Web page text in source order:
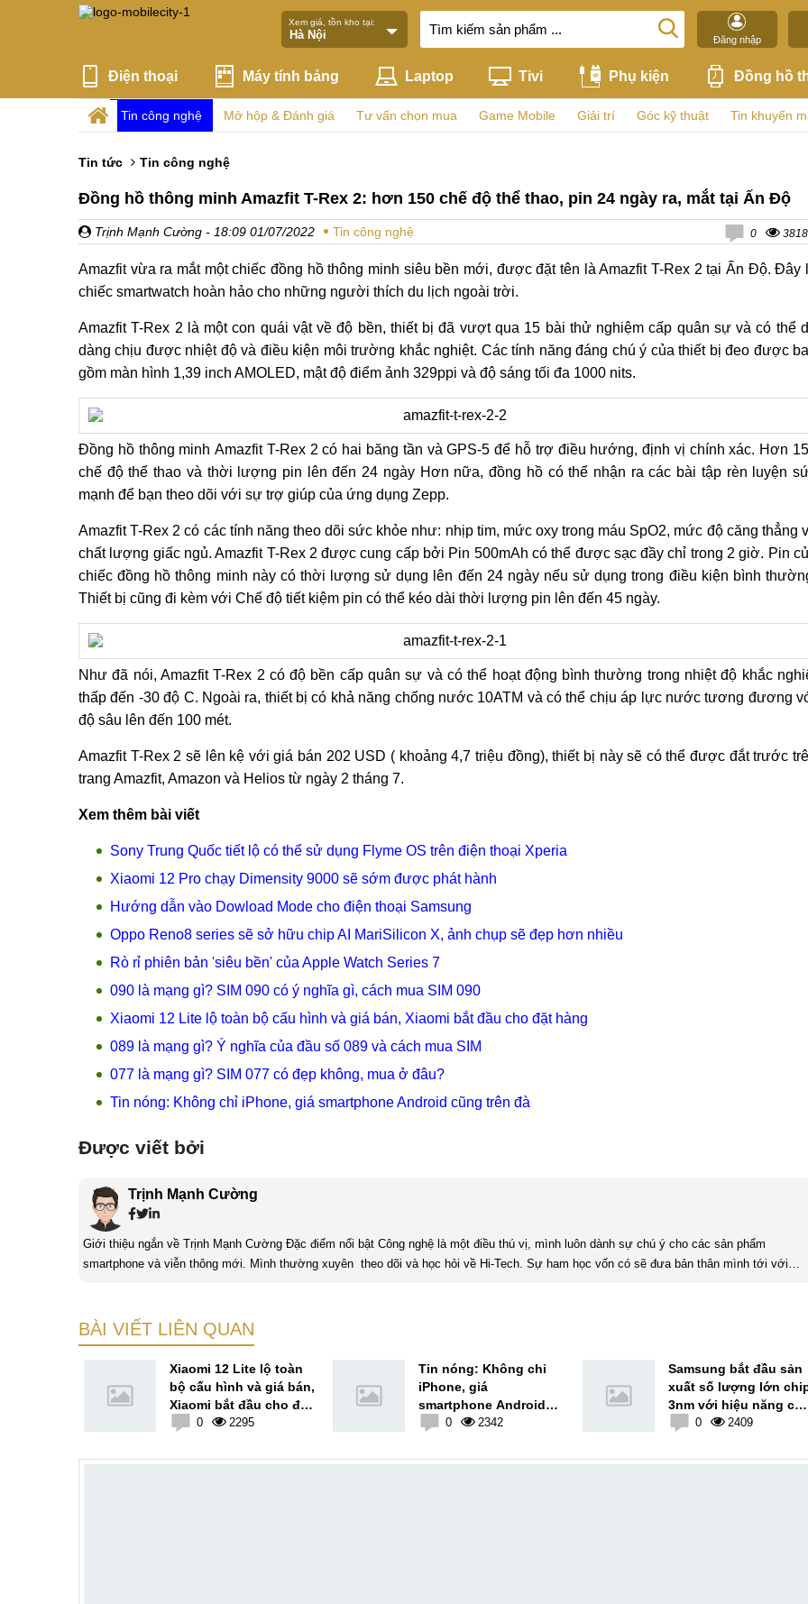
Xem giá, tồn kho tại:
Đăng nhập
Điện thoại Máy tính bảng Laptop Tivi Phụ kiện Đồng hồ
Tin công nghệ Mở hộp & Đánh giá Tư vấn chọn mua Game Mobile Giải trí Góc kỹ thuật Tin khuyến
Tin tức Tin công nghệ
Đồng hồ thông minh Amazfit T-Rex 2: hơn 150 chế độ thể thao, pin 24 ngày ra, mắt tại Ấn Độ
Trịnh Mạnh Cường - 18:09 01/07/2022 Tin công nghệ 0 3818
Amazfit vừa ra mắt một chiếc đồng hồ thông minh siêu bền mới, được đặt tên là Amazfit T-Rex 2 tại Ấn Độ. Đây
chiếc smartwatch hoàn hảo cho những người thích du lịch ngoài trời.
Amazfit T-Rex 2 là một con quái vật về độ bền, thiết bị đã vượt qua 15 bài thử nghiệm cấp quân sự và có thể
dàng chịu được nhiệt độ và điều kiện môi trường khắc nghiệt. Các tính năng đáng chú ý của thiết bị đeo được
gồm màn hình 1,39 inch AMOLED, mật độ điểm ảnh 329ppi và độ sáng tối đa 1000 nits.
Đồng hồ thông minh Amazfit T-Rex 2 có hai băng tần và GPS-5 để hỗ trợ điều hướng, định vị chính xác. Hơn
chế độ thể thao và thời lượng pin lên đến 24 ngày Hơn nữa, đồng hồ có thể nhận ra các bài tập rèn luyện
mạnh để bạn theo dõi với sự trợ giúp của ứng dụng Zepp.
Amazfit T-Rex 2 có các tính năng theo dõi sức khỏe như: nhịp tim, mức oxy trong máu SpO2, mức độ căng thẳng
chất lượng giấc ngủ. Amazfit T-Rex 2 được cung cấp bởi Pin 500mAh có thể được sạc đầy chỉ trong 2 giờ. Pin
chiếc đồng hồ thông minh này có thời lượng sử dụng lên đến 24 ngày nếu sử dụng trong điều kiện bình
Thiết bị cũng đi kèm với Chế độ tiết kiệm pin có thể kéo dài thời lượng pin lên đến 45 ngày.
Như đã nói, Amazfit T-Rex 2 có độ bền cấp quân sự và có thể hoạt động bình thường trong nhiệt độ khắc
thấp đến -30 độ C. Ngoài ra, thiết bị có khả năng chống nước 10ATM và có thể chịu áp lực nước tương đương
độ sâu lên đến 100 mét.
Amazfit T-Rex 2 sẽ lên kệ với giá bán 202 USD ( khoảng 4,7 triệu đồng), thiết bị này sẽ có thể được đắt trước
trang Amazfit, Amazon và Helios từ ngày 2 tháng 7.
Xem thêm bài viết
Sony Trung Quốc tiết lộ có thể sử dụng Flyme OS trên điện thoại Xperia
Xiaomi 12 Pro chạy Dimensity 9000 sẽ sớm được phát hành
Hướng dẫn vào Dowload Mode cho điện thoại Samsung
Oppo Reno8 series sẽ sở hữu chip AI MariSilicon X, ảnh chụp sẽ đẹp hơn nhiều
Rò rỉ phiên bản 'siêu bền' của Apple Watch Series 7
090 là mạng gì? SIM 090 có ý nghĩa gì, cách mua SIM 090
Xiaomi 12 Lite lộ toàn bộ cấu hình và giá bán, Xiaomi bắt đầu cho đặt hàng
089 là mạng gì? Ý nghĩa của đầu số 089 và cách mua SIM
077 là mạng gì? SIM 077 có đẹp không, mua ở đâu?
Tin nóng: Không chỉ iPhone, giá smartphone Android cũng trên đà
Được viết bởi
Trịnh Mạnh Cường
Giới thiệu ngắn về Trịnh Mạnh Cường Đặc điểm nổi bật Công nghệ là một điều thú vị, mình luôn dành sự chú ý cho các sản phẩm
smartphone và viễn thông mới. Mình thường xuyên theo dõi và học hỏi về Hi-Tech. Sự ham học vốn có sẽ đưa bản thân mình tới với
BÀI VIẾT LIÊN QUAN
Xiaomi 12 Lite lộ toàn
bộ cấu hình và giá bán,
Xiaomi bắt đầu cho đặt
hàng0 2295
Tin nóng: Không chỉ
iPhone, giá
smartphone Android
cũng trên đà
0 2342
Samsung bắt đầu sản
xuất số lượng lớn
3nm với hiệu năng cao
hơn, tiết kiệm điện hơn
0 2409